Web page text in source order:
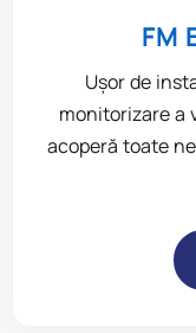
FM
Ușor de
monitorizare a
acoperă toate